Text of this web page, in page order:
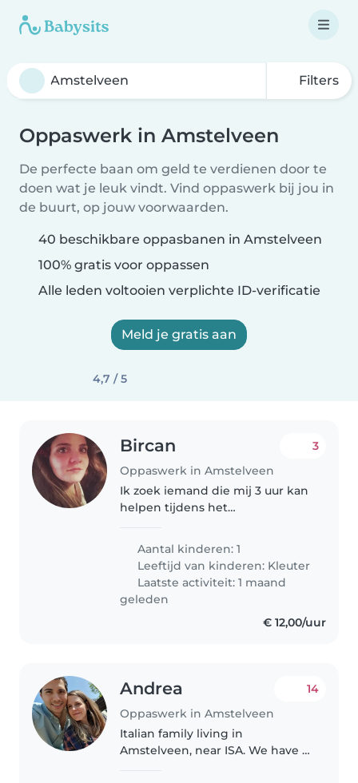
Filters
Oppaswerk in Amstelveen
De perfecte baan om geld te verdienen door te
doen wat je leuk vindt. Vind oppaswerk bij jou in
de buurt, op jouw voorwaarden.
40 beschikbare oppasbanen in Amstelveen
100% gratis voor oppassen
Alle leden voltooien verplichte ID-verificatie
Meld je gratis aan
4,7 / 5
Bircan
Oppaswerk in Amstelveen
3
Ik zoek iemand die mij 3 uur kan
helpen tijdens het
bij Monkey Town.
Aantal kinderen: 1
Leeftijd van kinderen: Kleuter
Laatste activiteit: 1 maand
geleden
€ 12,00/uur
Andrea
Oppaswerk in Amstelveen
14
Italian family living in
Amstelveen, near ISA. We have 2